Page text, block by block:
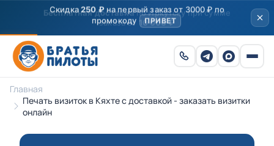
Скидка250 ₽на первый заказ от 3000 ₽ по
промокоду
ПРИВЕТ
Главная
Печать визиток в Кяхте с доставкой - заказать визитки
онлайн